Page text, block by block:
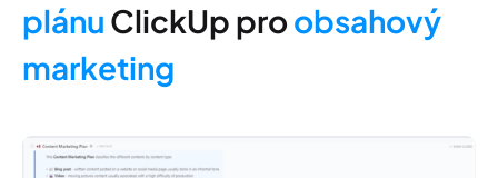
plánu ClickUp pro obsahový
marketing